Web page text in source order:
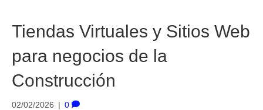
Tiendas Virtuales y Sitios Web
para negocios de la
Construcción
02/02/2026 | 0